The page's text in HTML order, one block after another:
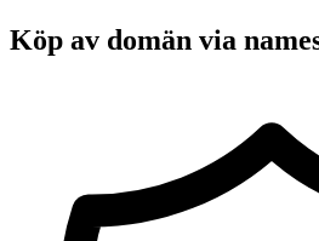
Köp av domän via